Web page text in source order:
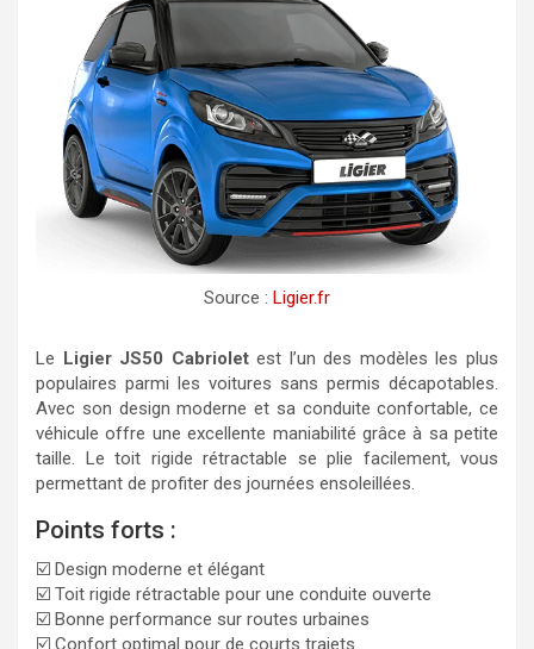
Source : Ligier.fr
Le Ligier JS50 Cabrioletest l’un des modèles les plus
populaires parmi les voitures sans permis décapotables.
Avec son design moderne et sa conduite confortable, ce
véhicule offre une excellente maniabilité grâce à sa petite
taille. Le toit rigide rétractable se plie facilement, vous
permettant de profiter des journées ensoleillées.
Points forts :
☑️ Design moderne et élégant
☑️ Toit rigide rétractable pour une conduite ouverte
☑️ Bonne performance sur routes urbaines
☑️ Confort optimal pour de courts trajets